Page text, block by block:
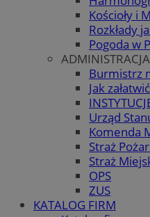
Kościoły i
Rozkłady
Pogoda w
ADMINISTRACJA
Burmistrz
Jak
Urząd
Komenda
Straż
Straż
OPS
ZUS
KATALOG FIRM